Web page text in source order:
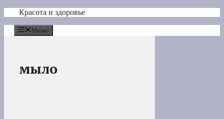
Перейти
содержимому
Красота и здоровье
Меню
мыло